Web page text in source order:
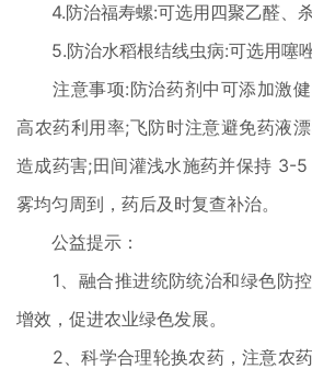
4.防治福寿螺:可选用四聚乙醛、杀
5.防治水稻根结线虫病:可选用噻唑
注意事项:防治药剂中可添加激健
高农药利用率;飞防时注意避免药液
造成药害;田间灌浅水施药并保持 3-
雾均匀周到，药后及时复查补治。
公益提示：
1、融合推进统防统治和绿色防控
增效，促进农业绿色发展。
2、科学合理轮换农药，注意农药